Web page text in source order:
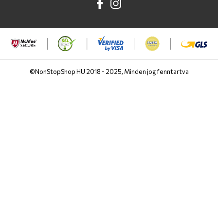
©NonStopShop HU 2018 - 2025, Minden jog fenntartva